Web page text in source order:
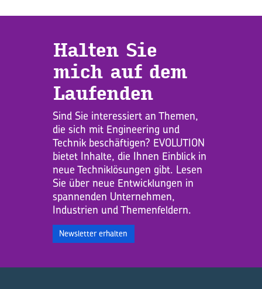
Hal­ten Sie
mich auf dem
Lau­fen­den
Sind Sie interessiert an Themen,
die sich mit Engineering und
Technik beschäftigen? EVOLUTION
bietet Inhalte, die Ihnen Einblick in
neue Techniklösungen gibt. Lesen
Sie über neue Entwicklungen in
spannenden Unternehmen,
Industrien und Themenfeldern.
Newsletter erhalten